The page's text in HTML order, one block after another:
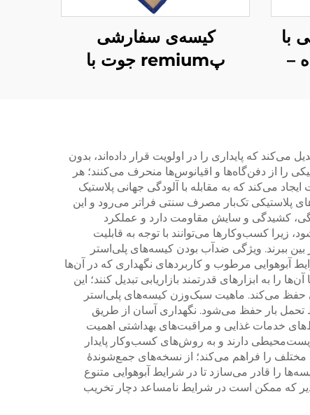
با
–
کیسه‌ی سفارشی
پremium جوت با
بادوام
می‌کند که پایداری را در اولویت قرار داده‌اند، بدون
را از دفن‌گاه‌ها و اقیانوس‌ها منحرف می‌کنند؛ هر
می‌کند که به مقابله با آلودگی جهانی پلاستیک
پلاستیکی تک‌بار مصرف سنتی فراتر می‌رود و این
کشیدگی و سایش مقاومت دارد و عملکرد
کسب‌وکارها می‌توانند با توجه به قابلیت
ببرند. ویژگی ضدآب بودن کیسه‌های پلی‌استر
آبوهوایی مرطوب و کاربردهای نگهداری که در آن‌ها
ابزارهای قدرتمند بازاریابی تبدیل کنند؛ این
حفظ می‌کند. ماهیت سبک‌وزن کیسه‌های پلی‌استر
تحمل بار حفظ می‌شود. نگهداری آسان از طریق
خدمات غذایی و مراقبت‌های بهداشتی اهمیت
دارند و به روش‌های کسب‌وکار پایدار
مختلف را فراهم می‌کند؛ از نسخه‌های جمع‌شوندهٔ
را قادر می‌سازد تا در شرایط آبوهوایی متنوع
که ممکن است در شرایط نامساعد دچار تخریب